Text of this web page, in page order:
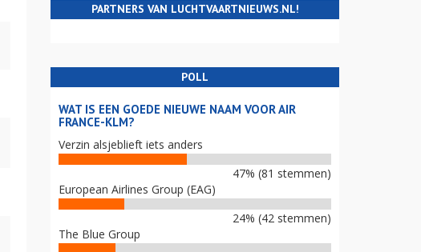
PARTNERS VAN LUCHTVAARTNIEUWS.NL!
POLL
WAT IS EEN GOEDE NIEUWE NAAM VOOR AIR
FRANCE-KLM?
Verzin alsjeblieft iets anders
47% (81 stemmen)
European Airlines Group (EAG)
24% (42 stemmen)
The Blue Group